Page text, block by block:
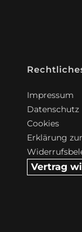
Impressum
Datenschutz
Cookies
Erklärung
Vertrag